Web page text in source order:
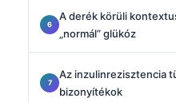
A derék körüli
„normál” glükóz
Az inzulinrezisztencia
bizonyítékok